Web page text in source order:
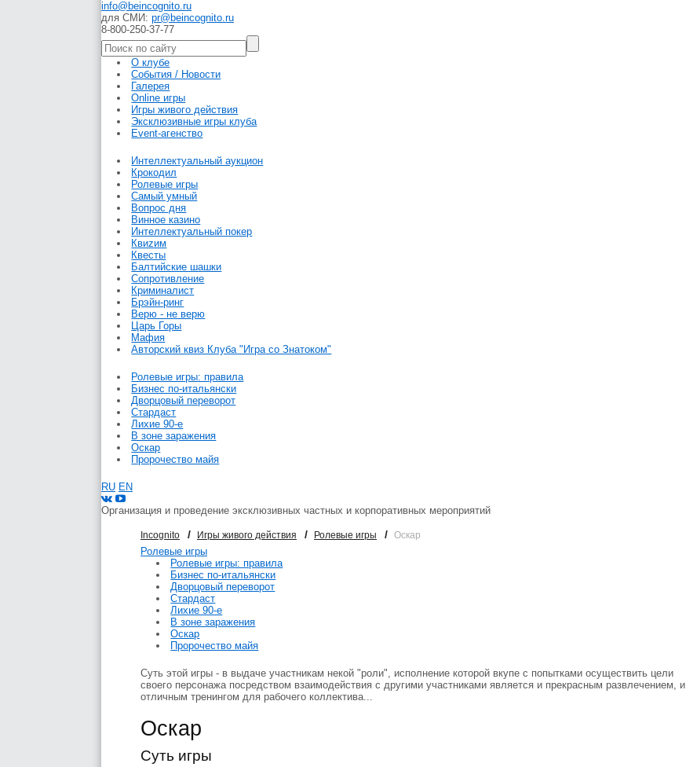
info@beincognito.ru
для СМИ: pr@beincognito.ru
8-800-250-37-77
О клубе
События / Новости
Галерея
Online игры
Игры живого действия
Эксклюзивные игры клуба
Event-агенство
Интеллектуальный аукцион
Крокодил
Ролевые игры
Самый умный
Вопрос дня
Винное казино
Интеллектуальный покер
Квиzим
Квесты
Балтийские шашки
Сопротивление
Криминалист
Брэйн-ринг
Верю - не верю
Царь Горы
Мафия
Авторский квиз Клуба "Игра со Знатоком"
Ролевые игры: правила
Бизнес по-итальянски
Дворцовый переворот
Стардаст
Лихие 90-е
В зоне заражения
Оскар
Пророчество майя
RU EN
Организация и проведение эксклюзивных частных и корпоративных мероприятий
Incognito / Игры живого действия / Ролевые игры / Оскар
Ролевые игры
Ролевые игры: правила
Бизнес по-итальянски
Дворцовый переворот
Стардаст
Лихие 90-е
В зоне заражения
Оскар
Пророчество майя
Суть этой игры - в выдаче участникам некой "роли", исполнение которой вкупе с попытками осуществить цели
своего персонажа посредством взаимодействия с другими участниками является и прекрасным развлечением, и
отличным тренингом для рабочего коллектива...
Оскар
Суть игры